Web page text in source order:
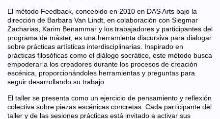
El método Feedback, concebido en 2010 en DAS Arts bajo la
dirección de Barbara Van Lindt, en colaboración con Siegmar
Zacharias, Karim Benammar y los trabajadores y participantes del
programa de máster, es una herramienta discursiva para dialogar
sobre prácticas artísticas interdisciplinarias. Inspirado en
prácticas filosóficas como el diálogo socrático, este método busca
empoderar a los creadores durante los procesos de creación
escénica, proporcionándoles herramientas y preguntas para
seguir desarrollando su trabajo.
El taller se presenta como un ejercicio de pensamiento y reflexión
colectiva sobre piezas escénicas concretas. Cada participante del
taller y de las sesiones prácticas está invitado a activar sus